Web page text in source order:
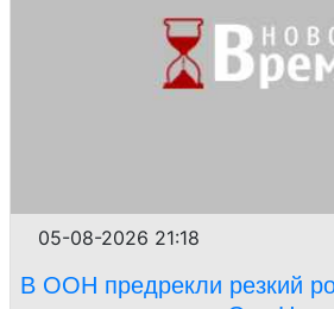
05-08-2026 21:18
В ООН предрекли резкий